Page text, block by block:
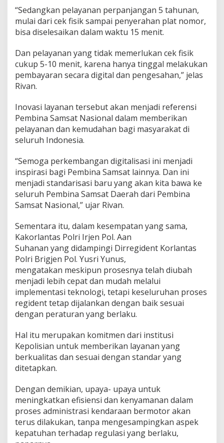
a
1
5
e
n
i
t
“Sedangkan pelayanan perpanjangan 5 tahunan,
mulai dari cek fisik sampai penyerahan plat nomor,
bisa diselesaikan dalam waktu 15 menit.
Dan pelayanan yang tidak memerlukan cek fisik
cukup 5-10 menit, karena hanya tinggal melakukan
pembayaran secara digital dan pengesahan,” jelas
Rivan.
Inovasi layanan tersebut akan menjadi referensi
Pembina Samsat Nasional dalam memberikan
pelayanan dan kemudahan bagi masyarakat di
seluruh Indonesia.
“Semoga perkembangan digitalisasi ini menjadi
inspirasi bagi Pembina Samsat lainnya. Dan ini
menjadi standarisasi baru yang akan kita bawa ke
seluruh Pembina Samsat Daerah dari Pembina
Samsat Nasional,” ujar Rivan.
Sementara itu, dalam kesempatan yang sama,
Kakorlantas Polri Irjen Pol. Aan
Suhanan yang didampingi Dirregident Korlantas
Polri Brigjen Pol. Yusri Yunus,
mengatakan meskipun prosesnya telah diubah
menjadi lebih cepat dan mudah melalui
implementasi teknologi, tetapi keseluruhan proses
regident tetap dijalankan dengan baik sesuai
dengan peraturan yang berlaku.
Hal itu merupakan komitmen dari institusi
Kepolisian untuk memberikan layanan yang
berkualitas dan sesuai dengan standar yang
ditetapkan.
Dengan demikian, upaya- upaya untuk
meningkatkan efisiensi dan kenyamanan dalam
proses administrasi kendaraan bermotor akan
terus dilakukan, tanpa mengesampingkan aspek
kepatuhan terhadap regulasi yang berlaku,